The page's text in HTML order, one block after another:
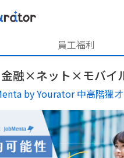
員工福利
by Yourator 中高階獵才